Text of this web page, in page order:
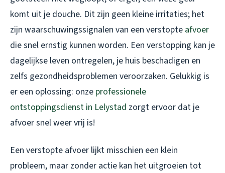
komt uit je douche. Dit zijn geen kleine irritaties; het
zijn waarschuwingssignalen van een verstopte afvoer
die snel ernstig kunnen worden. Een verstopping kan je
dagelijkse leven ontregelen, je huis beschadigen en
zelfs gezondheidsproblemen veroorzaken. Gelukkig is
er een oplossing: onze professionele
ontstoppingsdienst in Lelystad zorgt ervoor dat je
afvoer snel weer vrij is!
Een verstopte afvoer lijkt misschien een klein
probleem, maar zonder actie kan het uitgroeien tot